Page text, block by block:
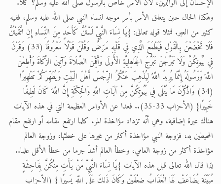
الإحسان إلى الوالدين، لأن الأمر خاص بالرسول صلى الله عليه وسلم؟ كلا.
وهكذا الحال حين يتعلق الأمر بأمر موجه لنساء النبي صلى الله عليه وسلم، ففيه
كثير من العبر. فمثلا قوله تعالى: {يَا نِسَاءَ النَّبِيِّ لَسْتُنَّ كَأَحَدٍ مِنَ النِّسَاءِ إِنِ اتَّقَيْتُنَّ
فَلَا تَخْضَعْنَ بِالْقَوْلِ فَيَطْمَعَ الَّذِي فِي قَلْبِهِ مَرَضٌ وَقُلْنَ قَوْلًا مَعْرُوفًا (33) وَقَرْنَ
فِي بُيُوتِكُنَّ وَلَا تَبَرَّجْنَ تَبَرُّجَ الْجَاهِلِيَّةِ الْأُولَى وَأَقِمْنَ الصَّلَاةَ وَآتِينَ الزَّكَاةَ وَأَطِعْنَ
اللَّهَ وَرَسُولَهُ إِنَّمَا يُرِيدُ اللَّهُ لِيُذْهِبَ عَنْكُمُ الرِّجْسَ أَهْلَ الْبَيْتِ وَيُطَهِّرَكُمْ تَطْهِيرًا
(34) وَاذْكُرْنَ مَا يُتْلَى فِي بُيُوتِكُنَّ مِنْ آيَاتِ اللَّهِ وَالْحِكْمَةِ إِنَّ اللَّهَ كَانَ لَطِيفًا
خَبِيرًا} (الأحزاب 33-35).. فعدا عن الأوامر العظيمة التي في هذه الآيات
هناك عبرة إضافية، وهي أنّه تزداد مؤاخذة المرء كلما ارتفع مقامه أو ارتفع مقام
المحيطين به، فزوجة النبي مؤاخذة أكثر من غيرها على خطئها، وزوجة العالم
مؤاخذة أكثر من زوجة العامي، وخطأ العالم أشدّ جرما من خطأ الأقل علما..
لذا قال الله تعالى قبل هذه الآيات {يَا نِسَاءَ النَّبِيِّ مَنْ يَأْتِ مِنْكُنَّ بِفَاحِشَةٍ
مُبَيِّنَةٍ يُضَاعَفْ لَهَا الْعَذَابُ ضِعْفَيْنِ وَكَانَ ذَلِكَ عَلَى اللَّهِ يَسِيرًا } (الأحزاب